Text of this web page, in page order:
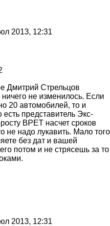
2013, 12:31
Дмитрий Стрельцов
не изменилось. Если
20 автомобилей, то и
есть представитель Экс-
ВРЕТ насчет сроков
не надо лукавить. Мало того
без дат и вашей
потом и не стрясешь за то
2013, 12:31